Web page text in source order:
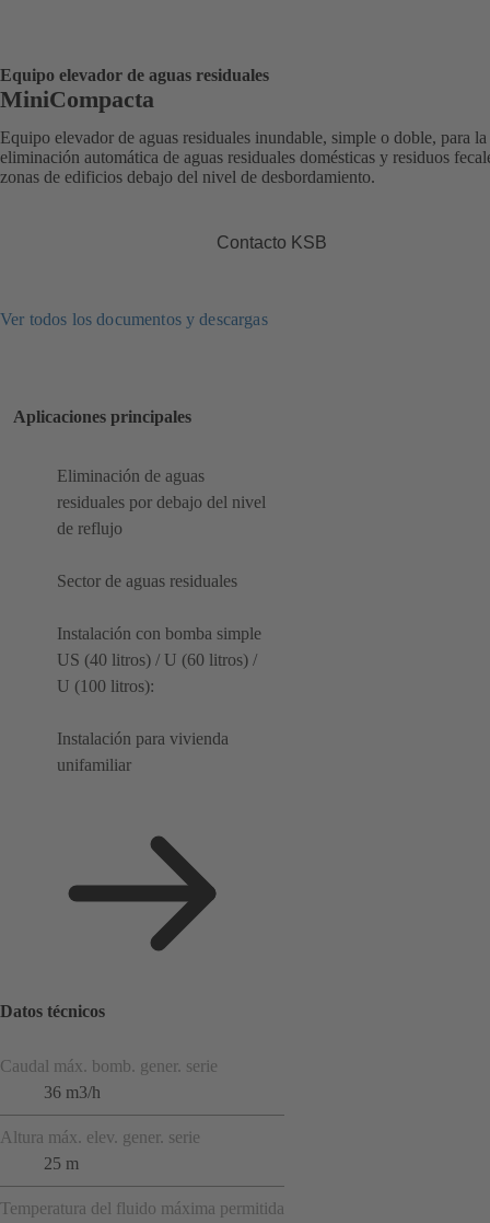
Equipo elevador de aguas residuales
MiniCompacta
Equipo elevador de aguas residuales inundable, simple o doble, para la
eliminación automática de aguas residuales domésticas y residuos
zonas de edificios debajo del nivel de desbordamiento.
Contacto KSB
Ver todos los documentos y descargas
Aplicaciones principales
Eliminación de aguas
residuales por debajo del nivel
de reflujo
Sector de aguas residuales
Instalación con bomba simple
US (40 litros) / U (60 litros) /
U (100 litros):
Instalación para vivienda
unifamiliar
Datos técnicos
Caudal máx. bomb. gener. serie
36 m3/h
Altura máx. elev. gener. serie
25 m
Temperatura del fluido máxima permitida